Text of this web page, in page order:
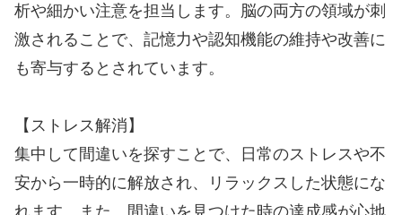
析や細かい注意を担当します。脳の両方の領域が刺
激されることで、記憶力や認知機能の維持や改善に
も寄与するとされています。
【ストレス解消】
集中して間違いを探すことで、日常のストレスや不
安から一時的に解放され、リラックスした状態にな